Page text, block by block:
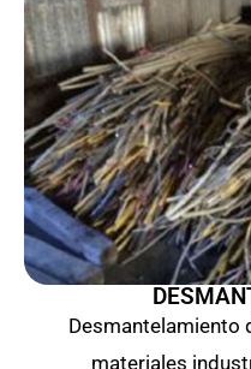
Desmantelamiento
materiales